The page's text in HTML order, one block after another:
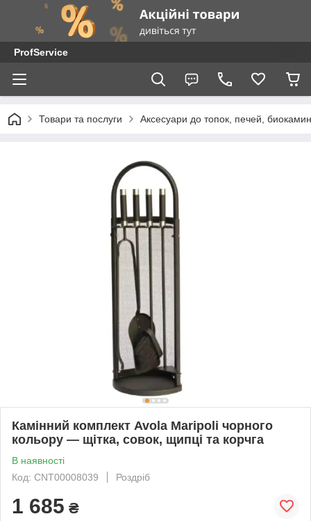
ProfService
Товари та послуги Аксесуари до топок, печей,
Камінний комплект Avola Maripoli чорного
кольору — щітка, совок, щипці та корчга
В наявності
Код: CNT00008039
Роздріб
1 685 ₴